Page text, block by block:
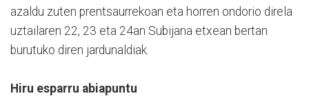
azaldu zuten prentsaurrekoan eta horren ondorio direla
uztailaren 22, 23 eta 24an Subijana etxean bertan
burutuko diren jardunaldiak.
Hiru esparru abiapuntu